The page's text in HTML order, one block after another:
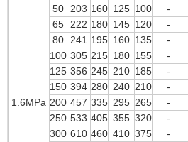
1.6MPa
50
203 160 125 100 -
65
222 180 145 120 -
80
241 195 160 135 -
100 305 215 180 155 -
125 356 245 210 185 -
150 394 280 240 210 -
200 457 335 295 265 -
250 533 405 355 320 -
300 610 460 410 375 -